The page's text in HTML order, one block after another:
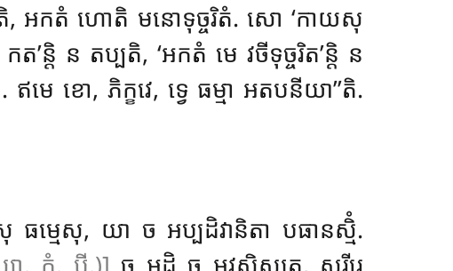
, អកតំ ហោតិ មនោទុច្ចរិតំ. សោ ‘កាយសុ
កត’ន្តិ ន តប្បតិ, ‘អកតំមេ វចីទុច្ចរិត’ន្តិ ន
េ ខោ, ភិក្ខវេ, ទ្វេ ធម្មា អតបនីយា’’តិ.
ម្មេសុ, យា ច អប្បដិវានិតា បធានស្មិំ.
ា. កំ. បី.)] ច អដ្ឋិ ច អវសិស្សតុ, សរីរេ